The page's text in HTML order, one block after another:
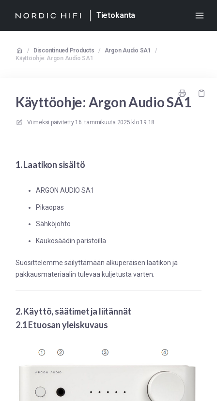
Tietokanta
/ Discontinued Products / Argon Audio SA1
/
Käyttöohje: Argon Audio SA1
Käyttöohje: Argon Audio SA1
Viimeksi päivitetty 16. tammikuuta 2025 klo 19.18
1. Laatikon sisältö
ARGON AUDIO SA1
Pikaopas
Sähköjohto
Kaukosäädin paristoilla
Suosittelemme säilyttämään alkuperäisen laatikon ja
pakkausmateriaalin tulevaa kuljetusta varten.
2. Käyttö, säätimet ja liitännät
2.1 Etuosan yleiskuvaus